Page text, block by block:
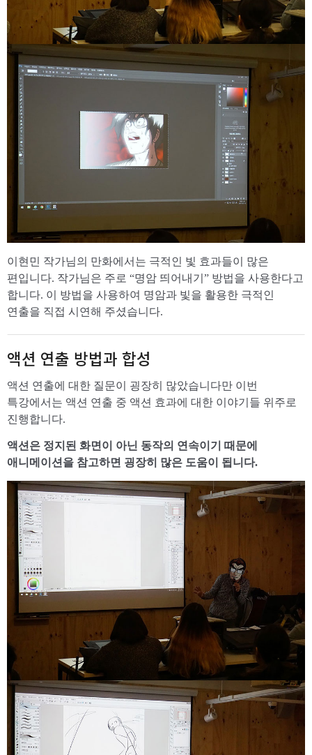
이현민 작가님의 만화에서는 극적인 빛 효과들이 많은
편입니다. 작가님은 주로 “명암 띄어내기” 방법을 사용한다고
합니다. 이 방법을 사용하여 명암과 빛을 활용한 극적인
연출을 직접 시연해 주셨습니다.
액션 연출 방법과 합성
액션 연출에 대한 질문이 굉장히 많았습니다만 이번
특강에서는 액션 연출 중 액션 효과에 대한 이야기들 위주로
진행합니다.
액션은 정지된 화면이 아닌 동작의 연속이기 때문에
애니메이션을 참고하면 굉장히 많은 도움이 됩니다.